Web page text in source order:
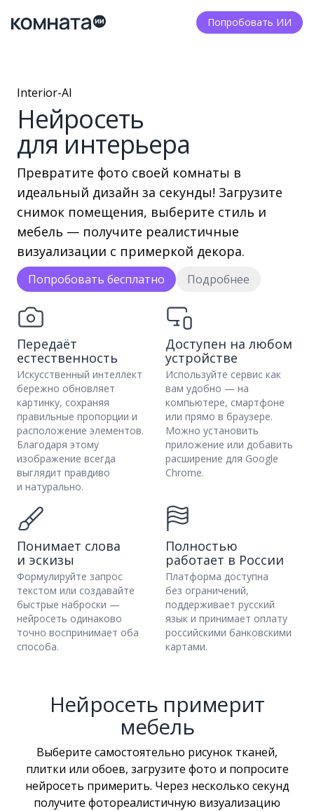
Попробовать ИИ
Interior-AI
Нейросеть
для интерьера
Превратите фото своей комнаты в
идеальный дизайн за секунды! Загрузите
снимок помещения, выберите стиль и
мебель — получите реалистичные
визуализации с примеркой декора.
Попробовать бесплатно Подробнее
Передаёт
естественность
Искусственный интеллект
бережно обновляет
картинку, сохраняя
правильные пропорции и
расположение элементов.
Благодаря этому
изображение всегда
выглядит правдиво
и натурально.
Доступен на любом
устройстве
Используйте сервис как
вам удобно — на
компьютере, смартфоне
или прямо в браузере.
Можно установить
приложение или добавить
расширение для Google
Chrome.
Понимает слова
и эскизы
Формулируйте запрос
текстом или создавайте
быстрые наброски —
нейросеть одинаково
точно воспринимает оба
способа.
Полностью
работает в России
Платформа доступна
без ограничений,
поддерживает русский
язык и принимает оплату
российскими банковскими
картами.
Нейросеть примерит
мебель
Выберите самостоятельно рисунок тканей,
плитки или обоев, загрузите фото и попросите
нейросеть примерить. Через несколько секунд
получите фотореалистичную визуализацию